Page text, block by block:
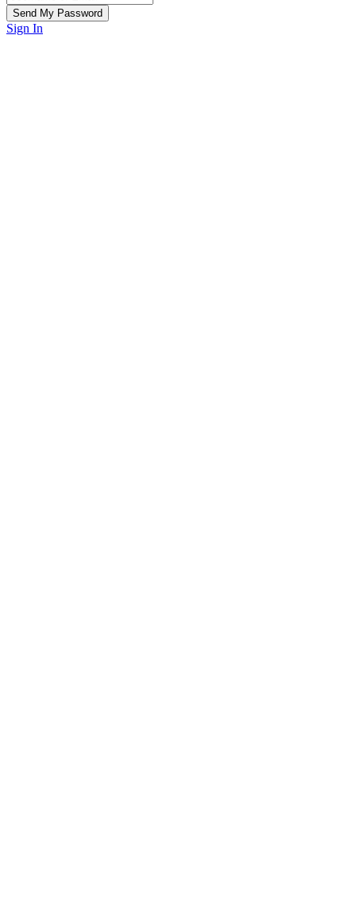
Sign In